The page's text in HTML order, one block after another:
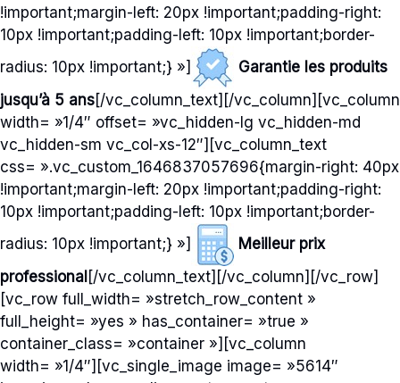
!important;margin-left: 20px !important;padding-right:
10px !important;padding-left: 10px !important;border-
radius: 10px !important;} »]
Garantie les produits
jusqu’à 5 ans[/vc_column_text][/vc_column][vc_column
width= »1/4″ offset= »vc_hidden-lg vc_hidden-md
vc_hidden-sm vc_col-xs-12″][vc_column_text
css= ».vc_custom_1646837057696{margin-right: 40px
!important;margin-left: 20px !important;padding-right:
10px !important;padding-left: 10px !important;border-
radius: 10px !important;} »]
Meilleur prix
professional [/vc_column_text][/vc_column][/vc_row]
[vc_row full_width= »stretch_row_content »
full_height= »yes » has_container= »true »
container_class= »container »][vc_column
width= »1/4″][vc_single_image image= »5614″